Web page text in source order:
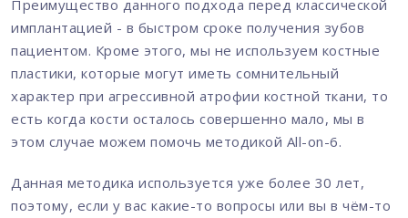
Преимущество данного подхода перед классической
имплантацией - в быстром сроке получения зубов
пациентом. Кроме этого, мы не используем костные
пластики, которые могут иметь сомнительный
характер при агрессивной атрофии костной ткани, то
есть когда кости осталось совершенно мало, мы в
этом случае можем помочь методикой All-on-6.
Данная методика используется уже более 30 лет,
поэтому, если у вас какие-то вопросы или вы в чём-то